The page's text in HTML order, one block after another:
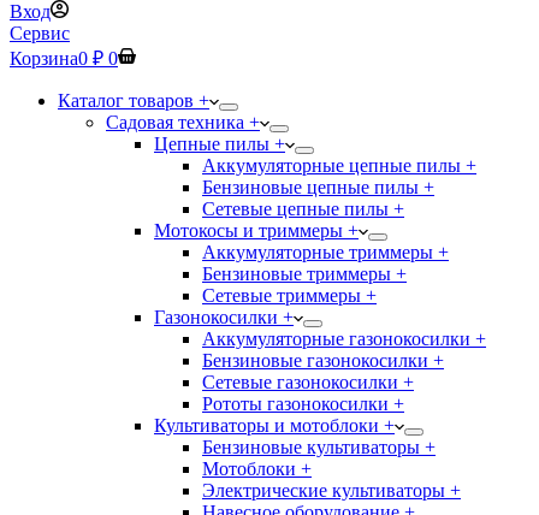
Вход
Сервис
Корзина0 ₽ 0
Каталог товаров +
Садовая техника +
Цепные пилы +
Аккумуляторные цепные пилы +
Бензиновые цепные пилы +
Сетевые цепные пилы +
Мотокосы и триммеры +
Аккумуляторные триммеры +
Бензиновые триммеры +
Сетевые триммеры +
Газонокосилки +
Аккумуляторные газонокосилки +
Бензиновые газонокосилки +
Сетевые газонокосилки +
Рототы газонокосилки +
Культиваторы и мотоблоки +
Бензиновые культиваторы +
Мотоблоки +
Электрические культиваторы +